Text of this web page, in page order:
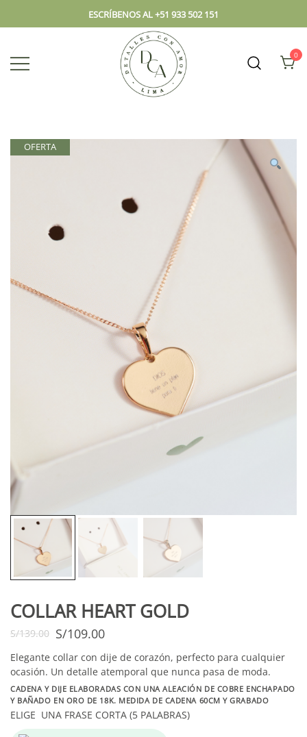
ESCRÍBENOS AL +51 933 502 151
lugar.
0
OFERTA
COLLAR HEART GOLD
S/139.00 S/109.00
Elegante collar con dije de corazón, perfecto para cualquier
ocasión. Un detalle atemporal que nunca pasa de moda.
CADENA Y DIJE ELABORADAS CON UNA ALEACIÓN DE COBRE ENCHAPADO
Y BAÑADO EN ORO DE 18K. MEDIDA DE CADENA 60CM Y GRABADO
ELIGE UNA FRASE CORTA (5 PALABRAS)